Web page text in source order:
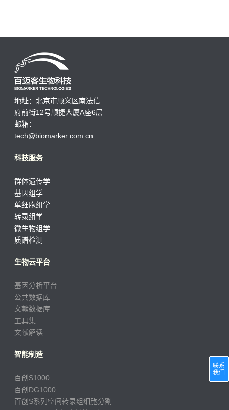
地址：北京市顺义区南法信
府前街12号顺捷大厦A座6层
邮箱：
tech@biomarker.com.cn
科技服务
群体遗传学
基因组学
单细胞组学
转录组学
微生物组学
质谱检测
生物云平台
基因分析平台
公共数据库
文献数据库
工具集
文献解读
智能制造
百创S1000
百创DG1000
百创S系列空间转录组细胞分割
联系
我们